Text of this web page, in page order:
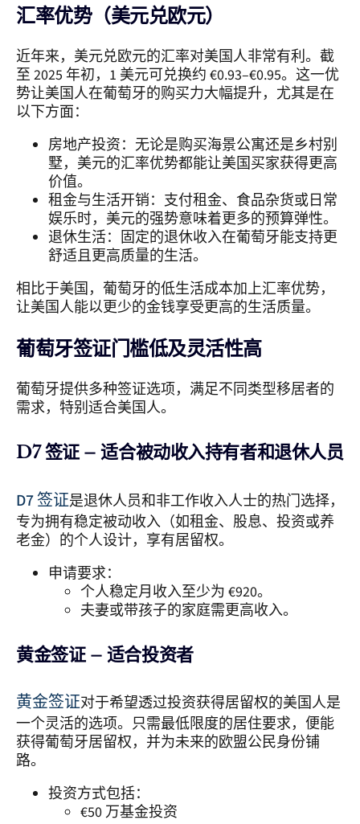
汇率优势（美元兑欧元）
近年来，美元兑欧元的汇率对美国人非常有利。截
至 2025 年初，1 美元可兑换约 €0.93–€0.95。这一优
势让美国人在葡萄牙的购买力大幅提升，尤其是在
以下方面：
房地产投资：无论是购买海景公寓还是乡村别
墅，美元的汇率优势都能让美国买家获得更高
价值。
租金与生活开销：支付租金、食品杂货或日常
娱乐时，美元的强势意味着更多的预算弹性。
退休生活：固定的退休收入在葡萄牙能支持更
舒适且更高质量的生活。
相比于美国，葡萄牙的低生活成本加上汇率优势，
让美国人能以更少的金钱享受更高的生活质量。
葡萄牙签证门槛低及灵活性高
葡萄牙提供多种签证选项，满足不同类型移居者的
需求，特别适合美国人。
D7 签证 – 适合被动收入持有者和退休人员
D7 签证是退休人员和非工作收入人士的热门选择，
专为拥有稳定被动收入（如租金、股息、投资或养
老金）的个人设计，享有居留权。
申请要求：
个人稳定月收入至少为 €920。
夫妻或带孩子的家庭需更高收入。
黄金签证 – 适合投资者
黄金签证对于希望透过投资获得居留权的美国人是
一个灵活的选项。只需最低限度的居住要求，便能
获得葡萄牙居留权，并为未来的欧盟公民身份铺
路。
投资方式包括：
€50 万基金投资